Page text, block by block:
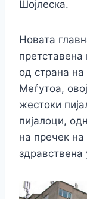
Шојлеска.
Новата
од страна
Меѓутоа,
жестоки
пијалоци,
на пречек
здравствена